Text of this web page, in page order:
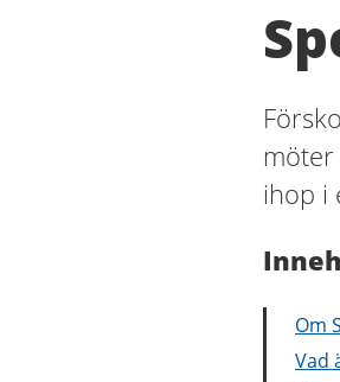
ihop i
Om
Vad